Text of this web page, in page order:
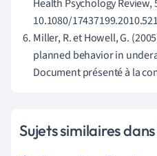
Health Psychology Review,
10.1080/
Miller, R. et Howell, G.
planned behavior in
Document présenté à la
Sujets similaires